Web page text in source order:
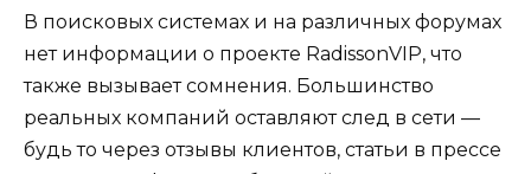
В поисковых системах и на различных форумах
нет информации о проекте RadissonVIP, что
также вызывает сомнения. Большинство
реальных компаний оставляют след в сети —
будь то через отзывы клиентов, статьи в прессе